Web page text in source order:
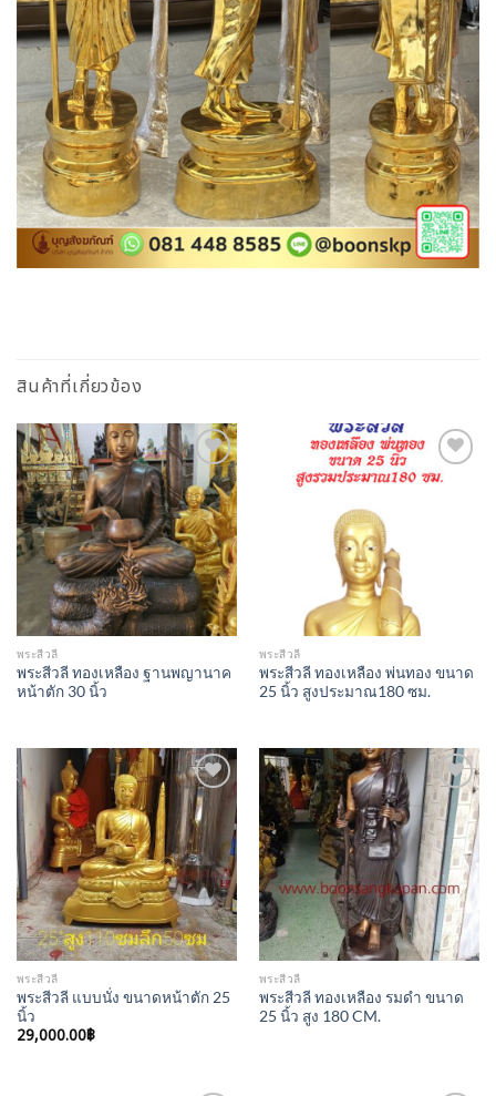
สินค้าที่เกี่ยวข้อง
Add to
Wishlist
พระสีวลี
พระสีวลี ทองเหลือง ฐานพญานาค
หน้าตัก 30 นิ้ว
Add to
พระสีวลี
พระสีวลี ทองเหลือง พ่นทอง ขนาด
25 นิ้ว สูงประมาณ180 ซม.
Add to
Wishlist
พระสีวลี
พระสีวลี แบบนั่ง ขนาดหน้าตัก 25
นิ้ว
29,000.00฿
Add to
Wishlist
พระสีวลี
พระสีวลี ทองเหลือง รมดำ ขนาด
25 นิ้ว สูง 180 CM.